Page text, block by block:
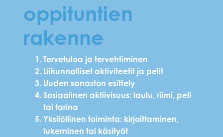
oppituntien
rakenne
Tervetuloa ja tervehtiminen
Liikunnalliset aktiviteetit ja pelit
Uuden sanaston esittely
Sosiaalinen aktiivisuus: laulu, riimi, peli
tai tarina
Yksilöllinen toiminta: kirjoittaminen,
lukeminen tai käsityöt